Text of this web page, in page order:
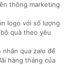
thông marketing
logo với số lượng
quà theo yêu
qua zalo để
hàng tháng của